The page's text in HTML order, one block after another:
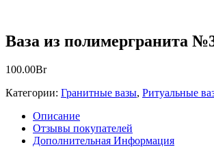
Ваза из полимергранита
100.00Br
Категории: Гранитные вазы, Ритуальные
Описание
Отзывы покупателей
Дополнительная Информация